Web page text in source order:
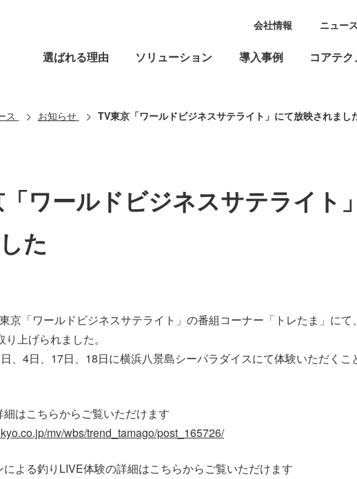
選ばれる理由 ソリューション 導入事例 コアテ
会社情報 ニュー
ス お知らせ TV東京「ワールドビジネスサテライト」にて放映されまし
ワールドビジネスサテライト
た
京「ワールドビジネスサテライト」の番組コーナー「トレたま」に
上げられました。
、4日、17日、18日に横浜八景島シーパラダイスにて体験いただく
細はこちらからご覧いただけます
mv/wbs/trend_tamago/post_165726/
による釣りLIVE体験の詳細はこちらからご覧いただけます